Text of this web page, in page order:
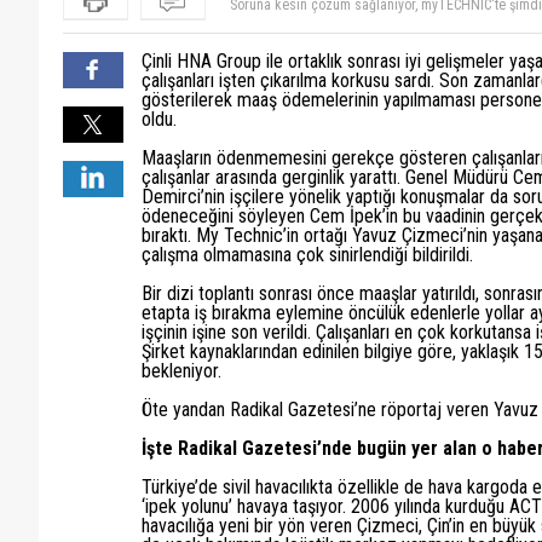
geliyor... İyiye gidiş var.. Haberli doğru mu? Bu
Arkadaşlar Mngjet adam arıyor bilginize...
Hiç biri gerçek olmadı.şirket her geçen gün
oldukları için malzeme alamıyorlar.Orda bakıma
aylarca maaş alamayan çalışanlar greve
ödemeside yapılmadı.Bu şirketin kurtulmasının tek
bambaşka bişey olmuş.. asıl olan sektör deyip
insan emegi ile oynamamak yazıktır günahtır..
arkadaşlar sürekli sabiha g. deki huzursuzlukları
çıkarttılar.ama işte bu ,özel sektör denen keyfi
asgari olarak gösterdiği ücretin kıdemini ( hak etti
imzalamışındır. açıktan ne aldığın o kadar da
beğenmeyen cekip gider kardeşim hep misafir
Çalışanlar artık işinizi bilin ve halledin
Yavuz Çizmeci nin mantığı bu. Milletin parasını,
Müdür, bu durumdan hiç utanmayan lar yani. Çin
Hırsız diyeceğim ama üzerine alınmaz ki.
batması işine gelecek. Şirkette herşey kiralık, yani
sevecek diyen kişi örneği,,,laf. Sen özellikle böyle
tamam. Yasayı biliyor, vur gitsin en..y.lere
Çinli HNA Group ile ortaklık sonrası iyi gelişmeler
çalışanları işten çıkarılma korkusu sardı. Son
gösterilerek maaş ödemelerinin yapılmaması
oldu.
Maaşların ödenmemesini gerekçe gösteren
çalışanlar arasında gerginlik yarattı. Genel Müdürü
Demirci’nin işçilere yönelik yaptığı konuşmalar da
ödeneceğini söyleyen Cem İpek’in bu vaadinin
bıraktı. My Technic’in ortağı Yavuz Çizmeci’nin
çalışma olmamasına çok sinirlendiği bildirildi.
Bir dizi toplantı sonrası önce maaşlar yatırıldı,
etapta iş bırakma eylemine öncülük edenlerle yollar
işçinin işine son verildi. Çalışanları en çok korkutansa
Şirket kaynaklarından edinilen bilgiye göre, yaklaşık
bekleniyor.
Öte yandan Radikal Gazetesi’ne röportaj veren
İşte Radikal Gazetesi’nde bugün yer alan o
Türkiye’de sivil havacılıkta özellikle de hava
‘ipek yolunu’ havaya taşıyor. 2006 yılında kurduğu
havacılığa yeni bir yön veren Çizmeci, Çin’in en